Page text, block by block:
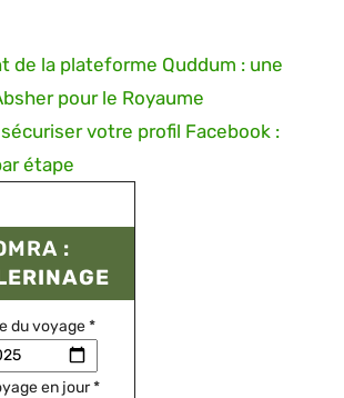
de la plateforme Quddum : une
pour le Royaume
votre profil Facebook :
étape
:
du voyage*
en jour*